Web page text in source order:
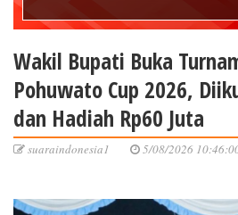
Juta
Wakil Bupati Buka
Pohuwato Cup 2026,
dan Hadiah Rp60 Juta
suaraindonesia1 5/08/2026